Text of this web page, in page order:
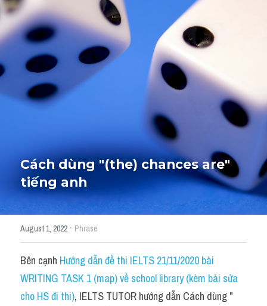
Giải đề thi từng câu
Lời khuyên
Giải đề thi
Academic words
Phrasal Verb
Idioms đồng nghĩa
Idioms trái nghĩa
Antonym
Idiom
Grammar
HỌC THỬ
Cách dùng "(the) chances are​"
tiếng anh
August 1, 2022 · Phrase
Bên cạnh Hướng dẫn đề thi IELTS 21/11/2020 bài
WRITING TASK 1 (map) về school library (kèm bài sửa
cho HS đi thi), IELTS TUTOR hướng dẫn Cách dùng "